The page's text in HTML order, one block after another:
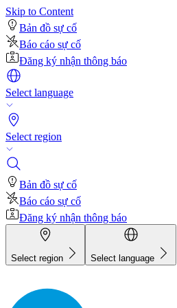
Skip to Content
Bản đồ sự cố
Báo cáo sự cố
Đăng ký nhận thông báo
Select language
Select region
Bản đồ sự cố
Báo cáo sự cố
Đăng ký nhận thông báo
Select region Select language